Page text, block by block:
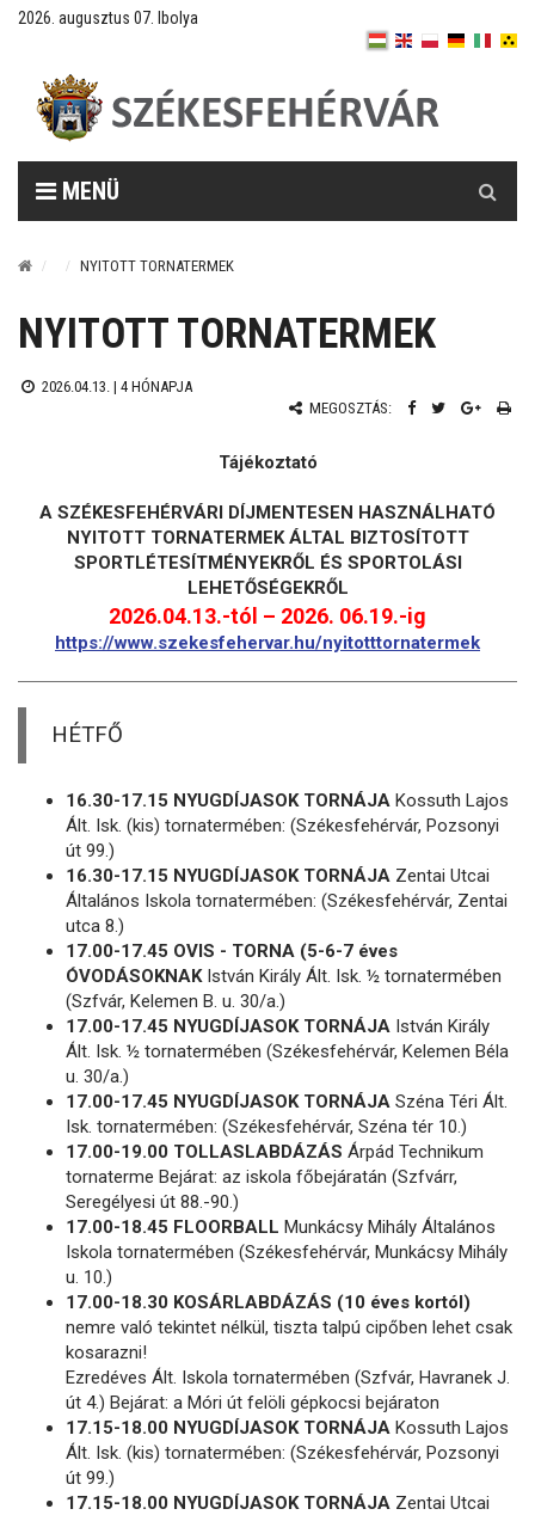
2026. augusztus 07. Ibolya
MENÜ
NYITOTT TORNATERMEK
NYITOTT TORNATERMEK
2026.04.13. | 4 HÓNAPJA
MEGOSZTÁS:
Tájékoztató
A SZÉKESFEHÉRVÁRI DÍJMENTESEN HASZNÁLHATÓ
NYITOTT TORNATERMEK ÁLTAL BIZTOSÍTOTT
SPORTLÉTESÍTMÉNYEKRŐL ÉS SPORTOLÁSI
LEHETŐSÉGEKRŐL
2026.04.13.-tól – 2026. 06.19.-ig
https://www.szekesfehervar.hu/nyitotttornatermek
HÉTFŐ
16.30-17.15 NYUGDÍJASOK TORNÁJA Kossuth Lajos
Ált. Isk. (kis) tornatermében: (Székesfehérvár, Pozsonyi
út 99.)
16.30-17.15 NYUGDÍJASOK TORNÁJA Zentai Utcai
Általános Iskola tornatermében: (Székesfehérvár, Zentai
utca 8.)
17.00-17.45 OVIS - TORNA (5-6-7 éves
ÓVODÁSOKNAKIstván Király Ált. Isk. ½ tornatermében
(Szfvár, Kelemen B. u. 30/a.)
17.00-17.45 NYUGDÍJASOK TORNÁJA István Király
Ált. Isk. ½ tornatermében (Székesfehérvár, Kelemen Béla
u. 30/a.)
17.00-17.45 NYUGDÍJASOK TORNÁJA Széna Téri Ált.
Isk. tornatermében: (Székesfehérvár, Széna tér 10.)
17.00-19.00 TOLLASLABDÁZÁS Árpád Technikum
tornaterme Bejárat: az iskola főbejáratán (Szfvárr,
Seregélyesi út 88.-90.)
17.00-18.45 FLOORBALL Munkácsy Mihály Általános
Iskola tornatermében (Székesfehérvár, Munkácsy Mihály
u. 10.)
17.00-18.30 KOSÁRLABDÁZÁS (10 éves kortól)
nemre való tekintet nélkül, tiszta talpú cipőben lehet csak
kosarazni!
Ezredéves Ált. Iskola tornatermében (Szfvár, Havranek J.
út 4.) Bejárat: a Móri út felöli gépkocsi bejáraton
17.15-18.00 NYUGDÍJASOK TORNÁJA Kossuth Lajos
Ált. Isk. (kis) tornatermében: (Székesfehérvár, Pozsonyi
út 99.)
17.15-18.00 NYUGDÍJASOK TORNÁJA Zentai Utcai